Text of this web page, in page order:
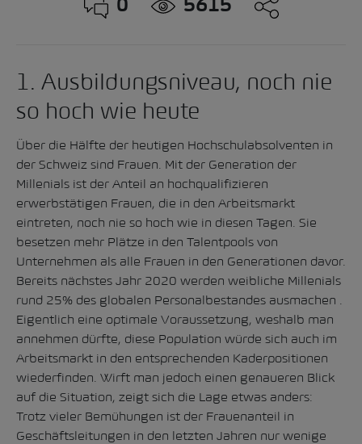
0 5615
1. Ausbildungsniveau, noch nie
so hoch wie heute
Über die Hälfte der heutigen Hochschulabsolventen in
der Schweiz sind Frauen. Mit der Generation der
Millenials ist der Anteil an hochqualifizieren
erwerbstätigen Frauen, die in den Arbeitsmarkt
eintreten, noch nie so hoch wie in diesen Tagen. Sie
besetzen mehr Plätze in den Talentpools von
Unternehmen als alle Frauen in den Generationen davor.
Bereits nächstes Jahr 2020 werden weibliche Millenials
rund 25% des globalen Personalbestandes ausmachen .
Eigentlich eine optimale Voraussetzung, weshalb man
annehmen dürfte, diese Population würde sich auch im
Arbeitsmarkt in den entsprechenden Kaderpositionen
wiederfinden. Wirft man jedoch einen genaueren Blick
auf die Situation, zeigt sich die Lage etwas anders:
Trotz vieler Bemühungen ist der Frauenanteil in
Geschäftsleitungen in den letzten Jahren nur wenige